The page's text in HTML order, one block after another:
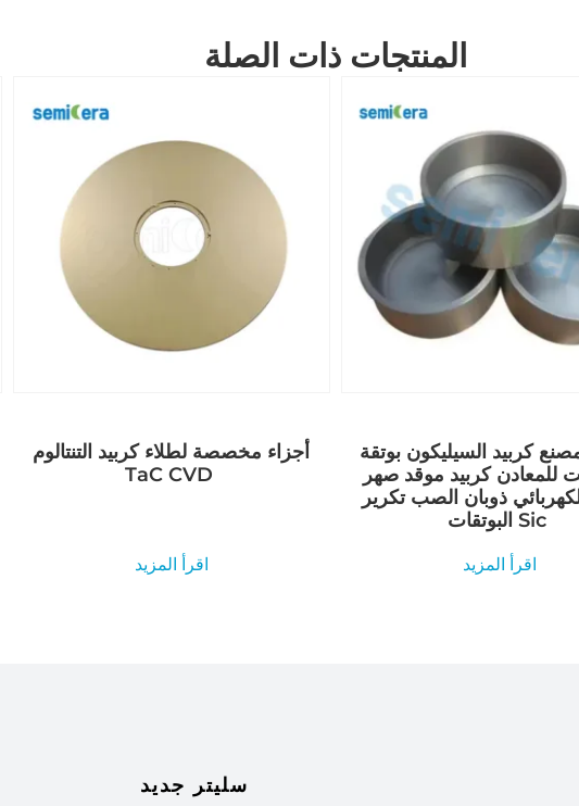
المنتجات ذات الصلة
أجزاء مخصصة لطلاء كربيد التنتالوم
TaC CVD
اقرأ المزيد
كربيد السيليكون بوتقة
للمعادن كربيد موقد صهر
ذوبان الصب تكرير
البوتقات Sic
اقرأ المزيد
سليتر جديد